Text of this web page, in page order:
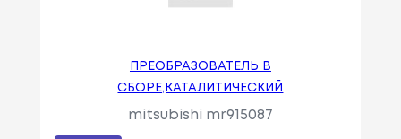
ПРЕОБРАЗОВАТЕЛЬ В
СБОРЕ,КАТАЛИТИЧЕСКИЙ
mitsubishi mr915087